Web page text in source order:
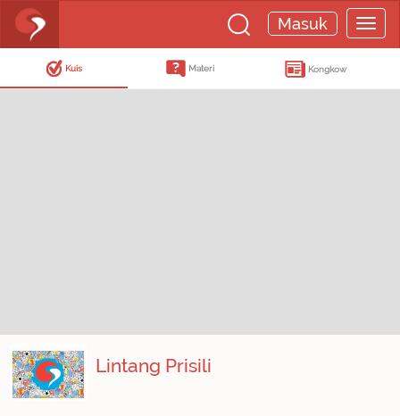
Masuk
Kuis Materi Kongkow
Lintang Prisili